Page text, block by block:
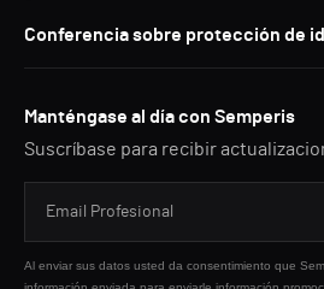
Conferencia sobre protección de
Manténgase al día con Semperis
Suscríbase para recibir
Al enviar sus datos usted da consentimiento que